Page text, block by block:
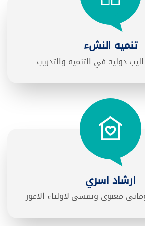
تنميه النشء
دوليه في التنميه والتدريب
ارشاد اسري
معنوي ونفسي لاولياء الامور